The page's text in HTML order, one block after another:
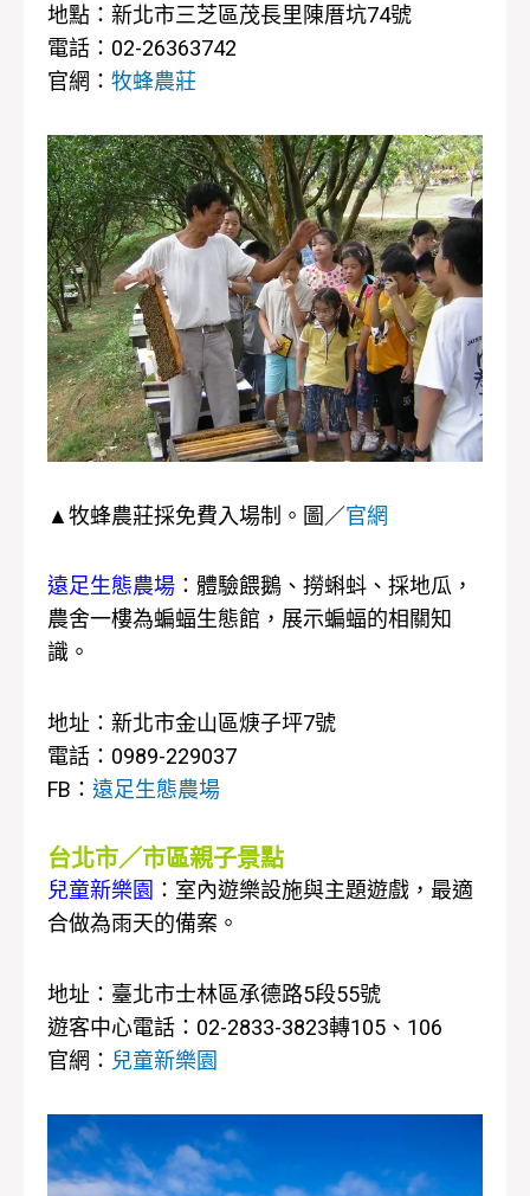
地點：新北市三芝區茂長里陳厝坑74號
電話：02-26363742
官網： 牧蜂農莊
▲牧蜂農莊採免費入場制。圖／官網
遠足生態農場 ：體驗餵鵝、撈蝌蚪、採地瓜，
農舍一樓為蝙蝠生態館，展示蝙蝠的相關知
識。
地址：新北市金山區焿子坪7號
電話：0989-229037
FB： 遠足生態農場
台北市／市區親子景點
兒童新樂園 ：室內遊樂設施與主題遊戲，最適
合做為雨天的備案。
地址：臺北市士林區承德路5段55號
遊客中心電話：02-2833-3823轉105、106
官網： 兒童新樂園